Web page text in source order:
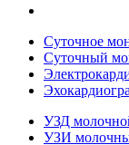
Суточное
Суточный
УЗД
УЗИ